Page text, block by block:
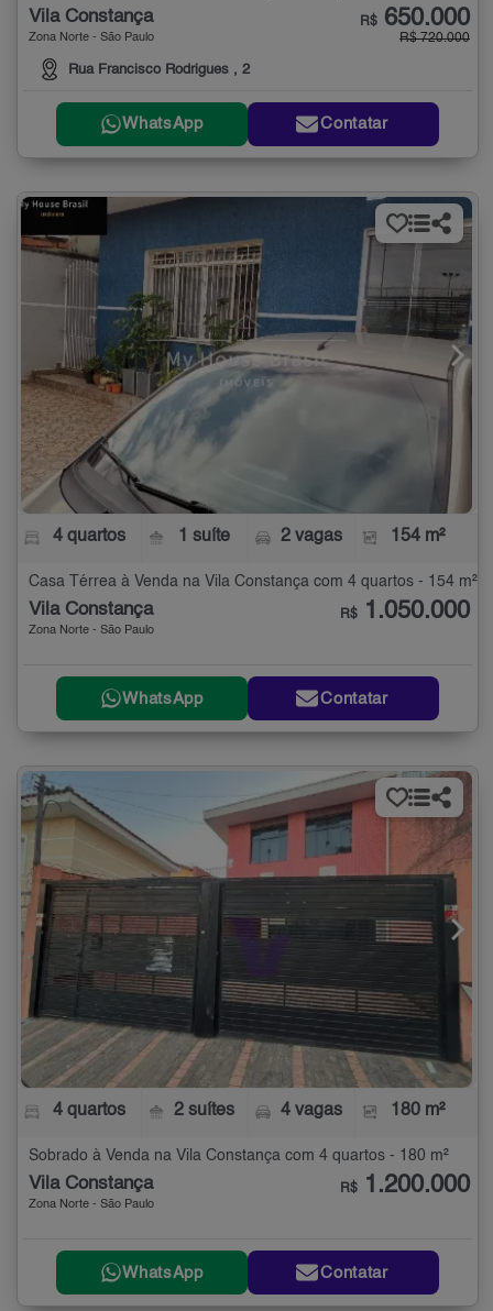
Vila Constança
Zona Norte - São Paulo
Rua Francisco Rodrigues , 2
R$ 650.000
R$ 720.000
WhatsApp Contatar
4 quartos 1 suíte 2 vagas 154 m²
Casa Térrea à Venda na Vila Constança com 4 quartos - 154 m²
Vila Constança
Zona Norte - São Paulo
R$ 1.050.000
WhatsApp Contatar
4 quartos 2 suítes 4 vagas 180 m²
Sobrado à Venda na Vila Constança com 4 quartos - 180 m²
Vila Constança
Zona Norte - São Paulo
R$ 1.200.000
WhatsApp Contatar